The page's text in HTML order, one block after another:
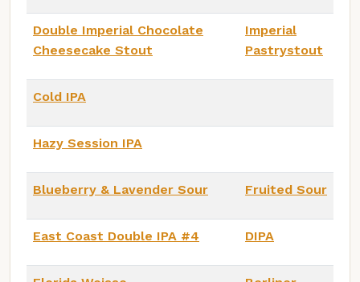
Double Imperial Chocolate
Cheesecake Stout
Imperial
Pastrystout
Cold IPA
Hazy Session IPA
Blueberry & Lavender Sour Fruited Sour
East Coast Double IPA #4 DIPA